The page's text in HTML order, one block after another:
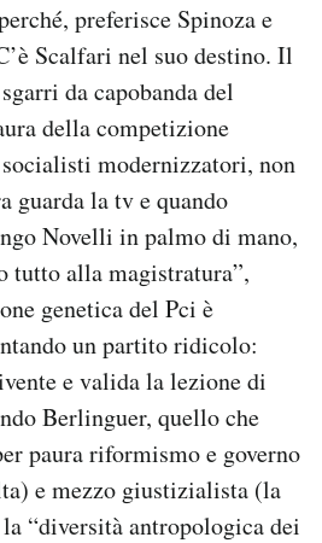
preferisce Spinoza e
Scalfari nel suo destino. Il
da capobanda del
della competizione
modernizzatori, non
guarda la tv e quando
Novelli in palmo di mano,
tutto alla magistratura”,
genetica del Pci è
un partito ridicolo:
e valida la lezione di
Berlinguer, quello che
paura riformismo e governo
e mezzo giustizialista (la
“diversità antropologica dei